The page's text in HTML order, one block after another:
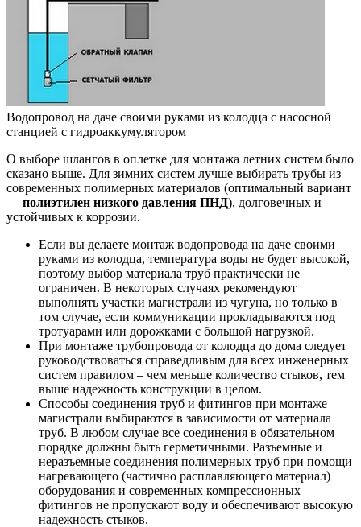
Водопровод на даче своими руками из колодца с насосной
станцией с гидроаккумулятором
О выборе шлангов в оплетке для монтажа летних систем было
сказано выше. Для зимних систем лучше выбирать трубы из
современных полимерных материалов (оптимальный вариант
— полиэтилен низкого давления ПНД), долговечных и
устойчивых к коррозии.
Если вы делаете монтаж водопровода на даче своими
руками из колодца, температура воды не будет высокой,
поэтому выбор материала труб практически не
ограничен. В некоторых случаях рекомендуют
выполнять участки магистрали из чугуна, но только в
том случае, если коммуникации прокладываются под
тротуарами или дорожками с большой нагрузкой.
При монтаже трубопровода от колодца до дома следует
руководствоваться справедливым для всех инженерных
систем правилом – чем меньше количество стыков, тем
выше надежность конструкции в целом.
Способы соединения труб и фитингов при монтаже
магистрали выбираются в зависимости от материала
труб. В любом случае все соединения в обязательном
порядке должны быть герметичными. Разъемные и
неразъемные соединения полимерных труб при помощи
нагревающего (частично расплавляющего материал)
оборудования и современных компрессионных
фитингов не пропускают воду и обеспечивают высокую
надежность стыков.